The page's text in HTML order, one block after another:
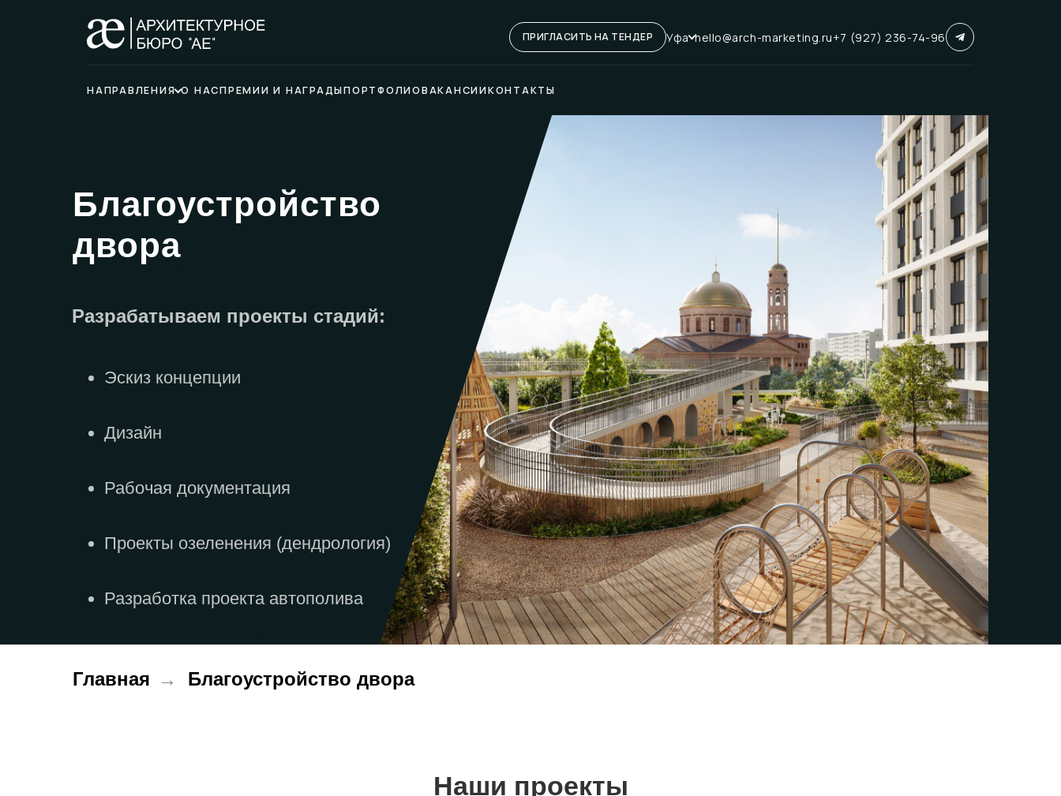
ПРИГЛАСИТЬ НА ТЕНДЕР Уфа hello@arch-marketing.ru+7 (927) 236-74-96
НАПРАВЛЕНИЯ О НАСПРЕМИИ И НАГРАДЫПОРТФОЛИОВАКАНСИИКОНТАКТЫ
Благоустройство
двора
Разрабатываем проекты стадий:
Эскиз концепции
Дизайн
Рабочая документация
Проекты озеленения (дендрология)
Разработка проекта автополива
Главная → Благоустройство двора
Наши проекты